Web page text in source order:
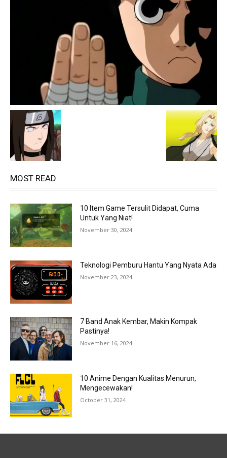
MOST READ
10 Item Game Tersulit Didapat, Cuma
Untuk Yang Niat!
November 30, 2024
Teknologi Pemburu Hantu Yang Nyata Ada
November 23, 2024
7 Band Anak Kembar, Makin Kompak
Pastinya!
November 16, 2024
10 Anime Dengan Kualitas Menurun,
Mengecewakan!
October 31, 2024